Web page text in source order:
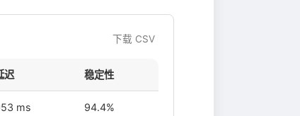
下载 CSV
迟 稳定性
ms 94.4%